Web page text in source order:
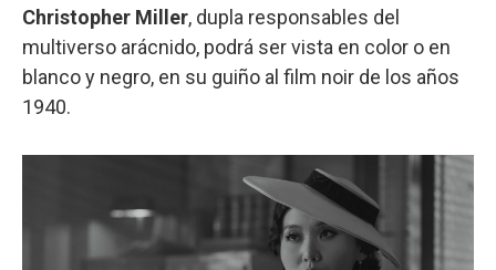
Christopher Miller, dupla responsables del
multiverso arácnido, podrá ser vista en color o en
blanco y negro, en su guiño al film noir de los años
1940.